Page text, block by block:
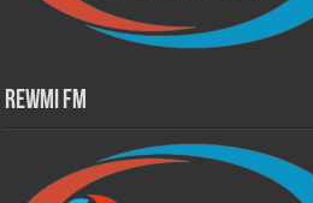
Rewmi Fm